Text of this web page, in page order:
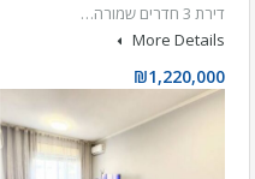
דירת 3 חדרים שמורה…
More Details
₪1,220,000